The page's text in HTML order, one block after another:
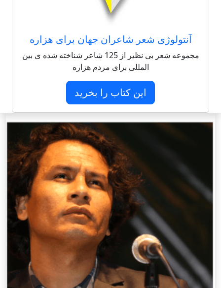
آنتولوژی شعر شاعران جهان برای هزاره
مجموعه شعر بی نظیر از 125 شاعر شناخته شده ی بین
المللی برای مردم هزاره
این کتاب را بخرید